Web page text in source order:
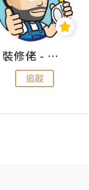
裝修佬 - 香港一站式網上裝修平台
追蹤